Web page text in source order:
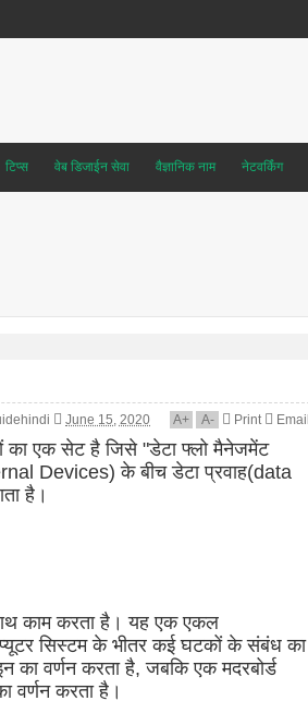
टिप्स वेब डिजाईन सेवा वैज्ञानिक नाम नेटवर्किंग
June 15, 2020 A+ A- Print Email
का एक सेट है जिसे "डेटा फ्लो मैनेजमेंट
Devices) के बीच डेटा प्रवाह(data
है।
काम करता है। यह एक एकल
सिस्टम के भीतर कई घटकों के संबंध का
का वर्णन करता है, जबकि एक मदरबोर्ड
वर्णन करता है।